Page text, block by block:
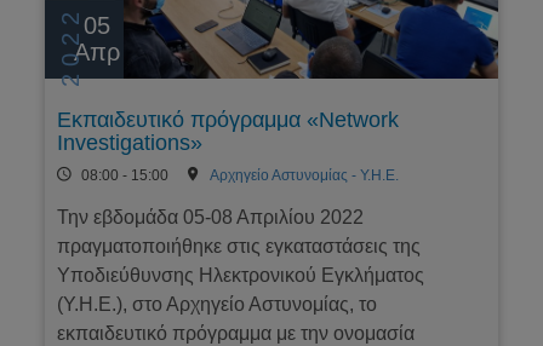
202205
Απρ
Εκπαιδευτικό πρόγραμμα «Network
Investigations»
08:00 - 15:00 Αρχηγείο Αστυνομίας - Υ.Η.Ε.
Την εβδομάδα 05-08 Απριλίου 2022
πραγματοποιήθηκε στις εγκαταστάσεις της
Υποδιεύθυνσης Ηλεκτρονικού Εγκλήματος
(Υ.Η.Ε.), στο Αρχηγείο Αστυνομίας, το
εκπαιδευτικό πρόγραμμα με την ονομασία